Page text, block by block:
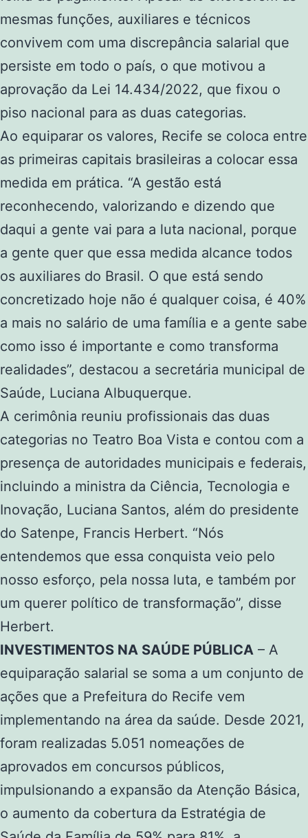
mesmas funções, auxiliares e técnicos
convivem com uma discrepância salarial que
persiste em todo o país, o que motivou a
aprovação da Lei 14.434/2022, que fixou o
piso nacional para as duas categorias.
Ao equiparar os valores, Recife se coloca entre
as primeiras capitais brasileiras a colocar essa
medida em prática. “A gestão está
reconhecendo, valorizando e dizendo que
daqui a gente vai para a luta nacional, porque
a gente quer que essa medida alcance todos
os auxiliares do Brasil. O que está sendo
concretizado hoje não é qualquer coisa, é 40%
a mais no salário de uma família e a gente sabe
como isso é importante e como transforma
realidades”, destacou a secretária municipal de
Saúde, Luciana Albuquerque.
A cerimônia reuniu profissionais das duas
categorias no Teatro Boa Vista e contou com a
presença de autoridades municipais e federais,
incluindo a ministra da Ciência, Tecnologia e
Inovação, Luciana Santos, além do presidente
do Satenpe, Francis Herbert. “Nós
entendemos que essa conquista veio pelo
nosso esforço, pela nossa luta, e também por
um querer político de transformação”, disse
Herbert.
INVESTIMENTOS NA SAÚDE PÚBLICA – A
equiparação salarial se soma a um conjunto de
ações que a Prefeitura do Recife vem
implementando na área da saúde. Desde 2021,
foram realizadas 5.051 nomeações de
aprovados em concursos públicos,
impulsionando a expansão da Atenção Básica,
o aumento da cobertura da Estratégia de